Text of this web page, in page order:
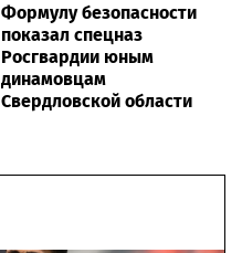
Формулу безопасности
показал спецназ
Росгвардии юным
динамовцам
Свердловской области